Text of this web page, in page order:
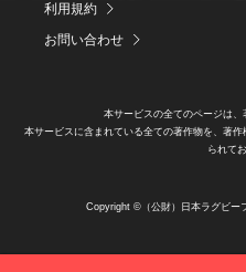
利用規約
お問い合わせ
本サービスの全てのページは、
本サービスに含まれている全ての著作物を、著
られて
Copyright ©（公財）日本ラグビー